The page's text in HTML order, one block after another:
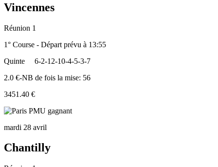
Vincennes
Réunion 1
1° Course - Départ prévu à 13:55
Quinte
6-2-12-10-4-5-3-7
2.0 €-NB de fois la mise: 56
3451.40 €
mardi 28 avril
Chantilly